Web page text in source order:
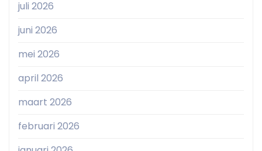
juli 2026
juni 2026
mei 2026
april 2026
maart 2026
februari 2026